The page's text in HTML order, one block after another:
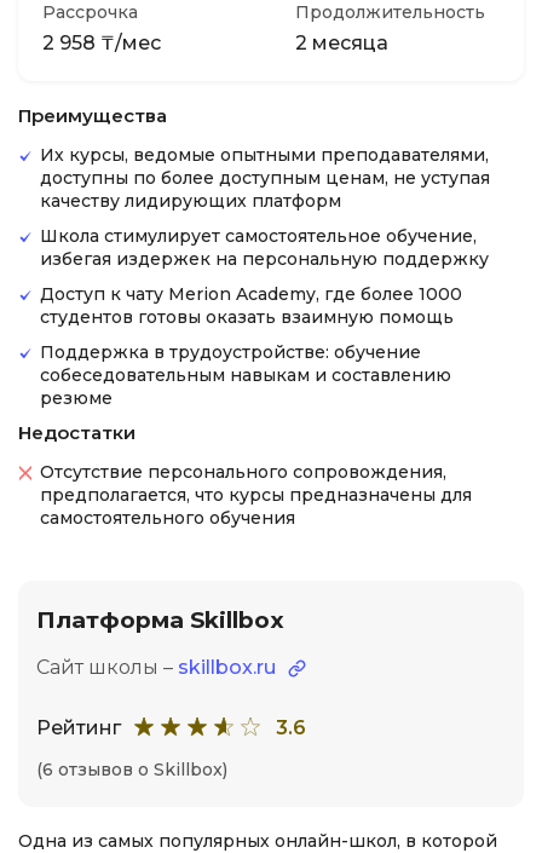
Рассрочка
2 958 ₸/мес
Продолжительность
2 месяца
Преимущества
Их курсы, ведомые опытными преподавателями,
доступны по более доступным ценам, не уступая
качеству лидирующих платформ
Школа стимулирует самостоятельное обучение,
избегая издержек на персональную поддержку
Доступ к чату Merion Academy, где более 1000
студентов готовы оказать взаимную помощь
Поддержка в трудоустройстве: обучение
собеседовательным навыкам и составлению
резюме
Недостатки
Отсутствие персонального сопровождения,
предполагается, что курсы предназначены для
самостоятельного обучения
Платформа Skillbox
Сайт школы – skillbox.ru
Рейтинг 3.6
(6 отзывов о Skillbox)
Одна из самых популярных онлайн-школ, в которой